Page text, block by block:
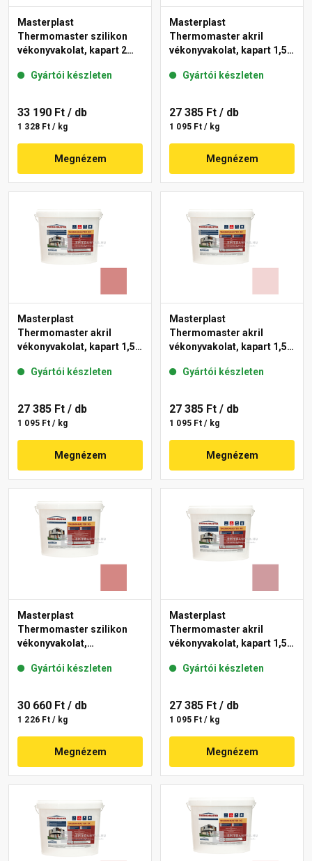
Masterplast
Thermomaster szilikon
vékonyvakolat, kapart 2
Gyártói készleten
33 190 Ft / db
1 328 Ft / kg
Megnézem
Masterplast
Thermomaster akril
vékonyvakolat, kapart 1,5
Gyártói készleten
27 385 Ft / db
1 095 Ft / kg
Megnézem
Masterplast
Thermomaster akril
vékonyvakolat, kapart 1,5
Gyártói készleten
27 385 Ft / db
1 095 Ft / kg
Megnézem
Masterplast
Thermomaster akril
vékonyvakolat, kapart 1,5
Gyártói készleten
27 385 Ft / db
1 095 Ft / kg
Megnézem
Masterplast
Thermomaster szilikon
vékonyvakolat,
21-D 25 kg
Gyártói készleten
30 660 Ft / db
1 226 Ft / kg
Megnézem
Masterplast
Thermomaster akril
vékonyvakolat, kapart 1,5
Gyártói készleten
27 385 Ft / db
1 095 Ft / kg
Megnézem